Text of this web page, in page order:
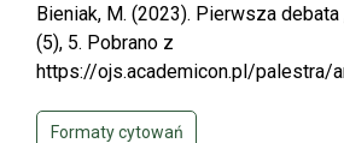
Bieniak, M. (2023). Pierwsza debata
(5), 5. Pobrano z
https://ojs.academicon.pl/palestra/
Formaty cytowań